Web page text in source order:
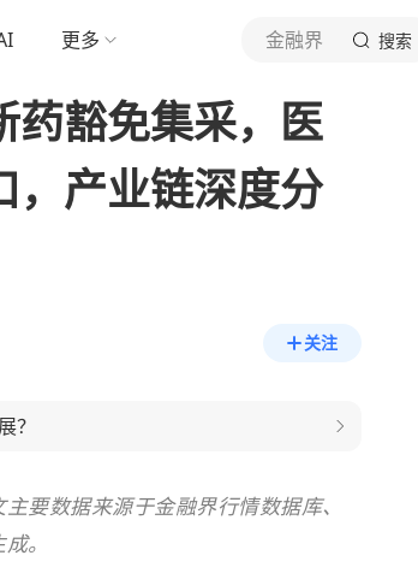
更多 金融界 搜索
药豁免集采，医
，产业链深度分
关注
？
要数据来源于金融界行情数据库、
。